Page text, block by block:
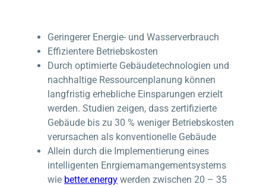
Geringerer Energie- und Wasserverbrauch
Effizientere Betriebskosten
Durch optimierte Gebäudetechnologien und
nachhaltige Ressourcenplanung können
langfristig erhebliche Einsparungen erzielt
werden. Studien zeigen, dass zertifizierte
Gebäude bis zu 30 % weniger Betriebskosten
verursachen als konventionelle Gebäude
Allein durch die Implementierung eines
intelligenten Enrgiemamangementsystems
wie better.energy werden zwischen 20 – 35